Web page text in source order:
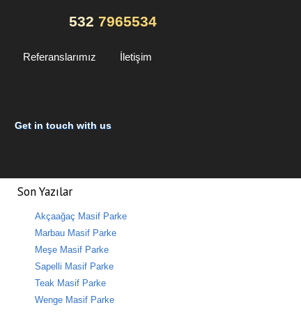
532 7965534
Referanslarımız İletişim
Get in touch with us
Son Yazılar
Akçaağaç Masif Parke
Marbau Masif Parke
Meşe Masif Parke
Sapelli Masif Parke
Teak Masif Parke
Wenge Masif Parke